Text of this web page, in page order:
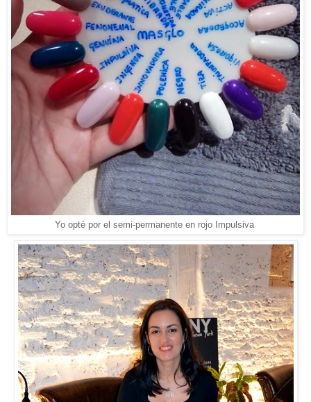
Yo opté por el semi-permanente en rojo Impulsiva